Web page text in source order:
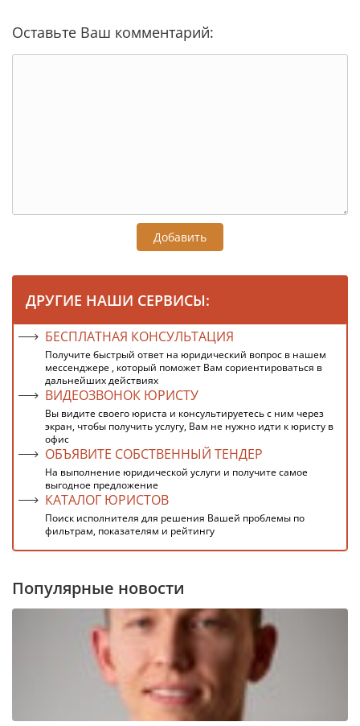
Оставьте Ваш комментарий:
Добавить
ДРУГИЕ НАШИ СЕРВИСЫ:
БЕСПЛАТНАЯ КОНСУЛЬТАЦИЯ
Получите быстрый ответ на юридический вопрос в нашем
мессенджере , который поможет Вам сориентироваться в
дальнейших действиях
ВИДЕОЗВОНОК ЮРИСТУ
Вы видите своего юриста и консультируетесь с ним через
экран, чтобы получить услугу, Вам не нужно идти к юристу в
офис
ОБЪЯВИТЕ СОБСТВЕННЫЙ ТЕНДЕР
На выполнение юридической услуги и получите самое
выгодное предложение
КАТАЛОГ ЮРИСТОВ
Поиск исполнителя для решения Вашей проблемы по
фильтрам, показателям и рейтингу
Популярные новости